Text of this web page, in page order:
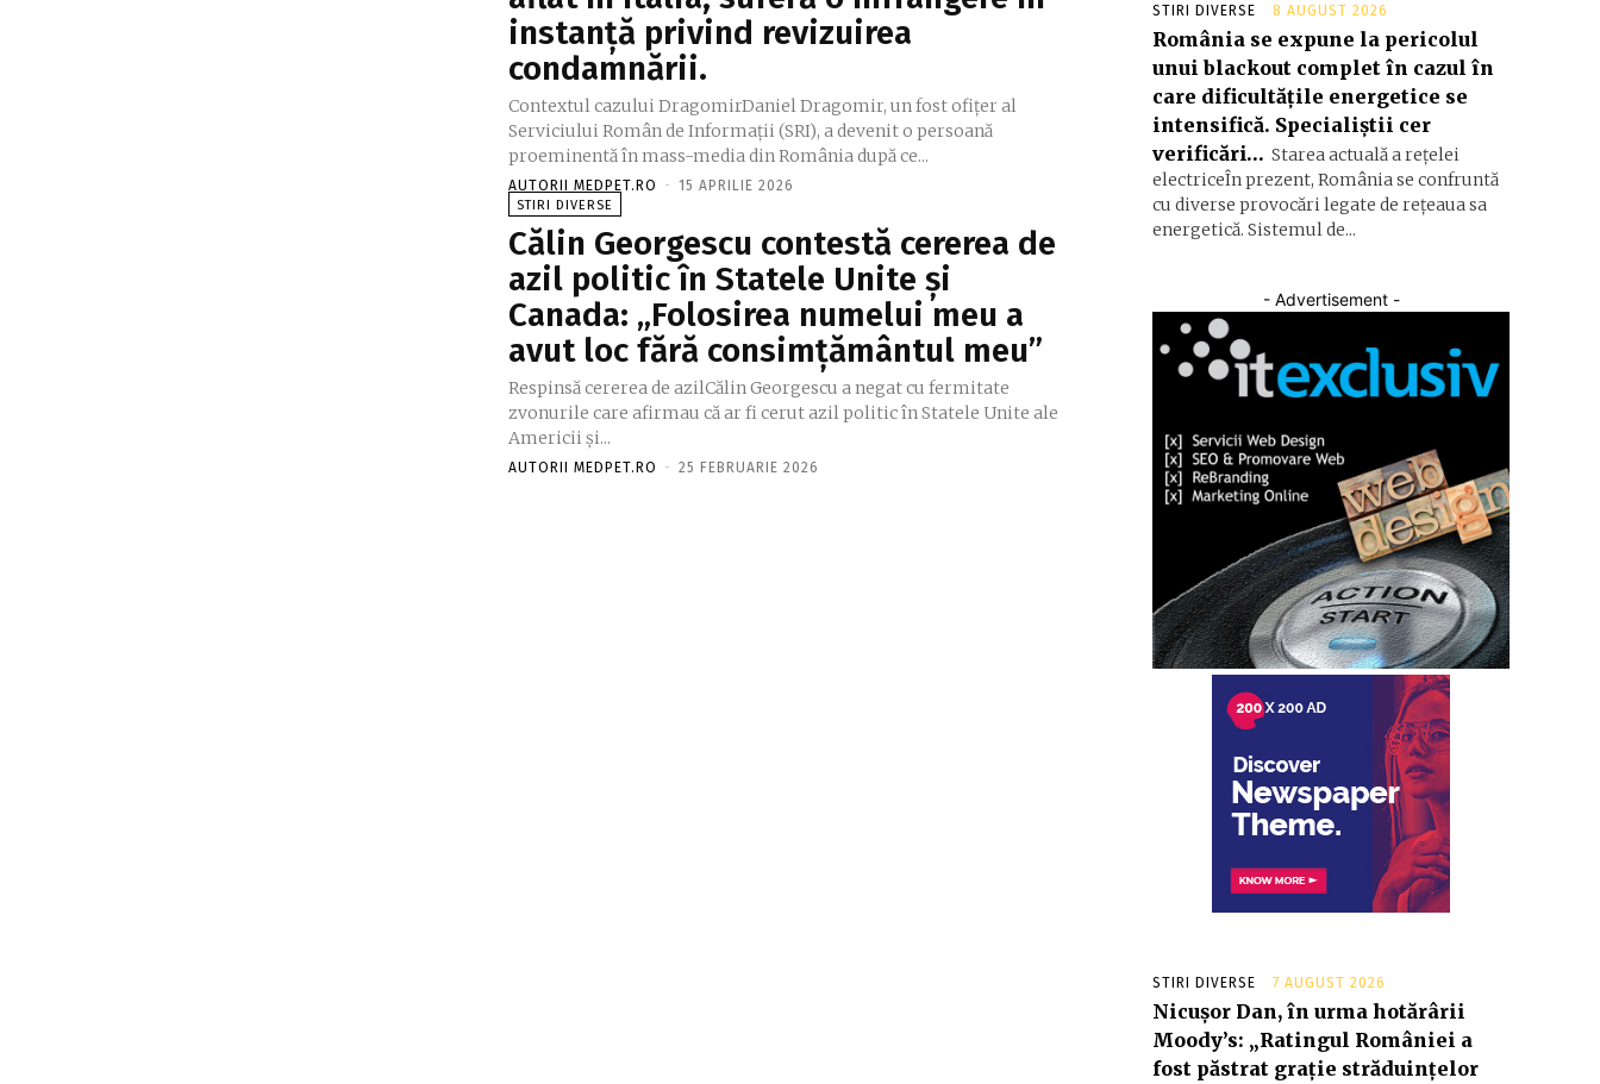
instanță privind revizuirea
condamnării.
Contextul cazului DragomirDaniel Dragomir, un fost ofițer al
Serviciului Român de Informații (SRI), a devenit o persoană
proeminentă în mass-media din România după ce...
AUTORII MEDPET.RO - 15 APRILIE 2026
STIRI DIVERSE
Călin Georgescu contestă cererea de
azil politic în Statele Unite și
Canada: „Folosirea numelui meu a
avut loc fără consimțământul meu”
Respinsă cererea de azilCălin Georgescu a negat cu fermitate
zvonurile care afirmau că ar fi cerut azil politic în Statele Unite ale
Americii și...
AUTORII MEDPET.RO - 25 FEBRUARIE 2026
STIRI DIVERSE 8 AUGUST 2026
România se expune la pericolul
unui blackout complet în cazul în
care dificultățile energetice se
intensifică. Specialiștii cer
verificări… Starea actuală a rețelei
electriceÎn prezent, România se confruntă
cu diverse provocări legate de rețeaua sa
energetică. Sistemul de...
- Advertisement -
STIRI DIVERSE 7 AUGUST 2026
Nicușor Dan, în urma hotărârii
Moody’s: „Ratingul României a
fost păstrat grație străduințelor